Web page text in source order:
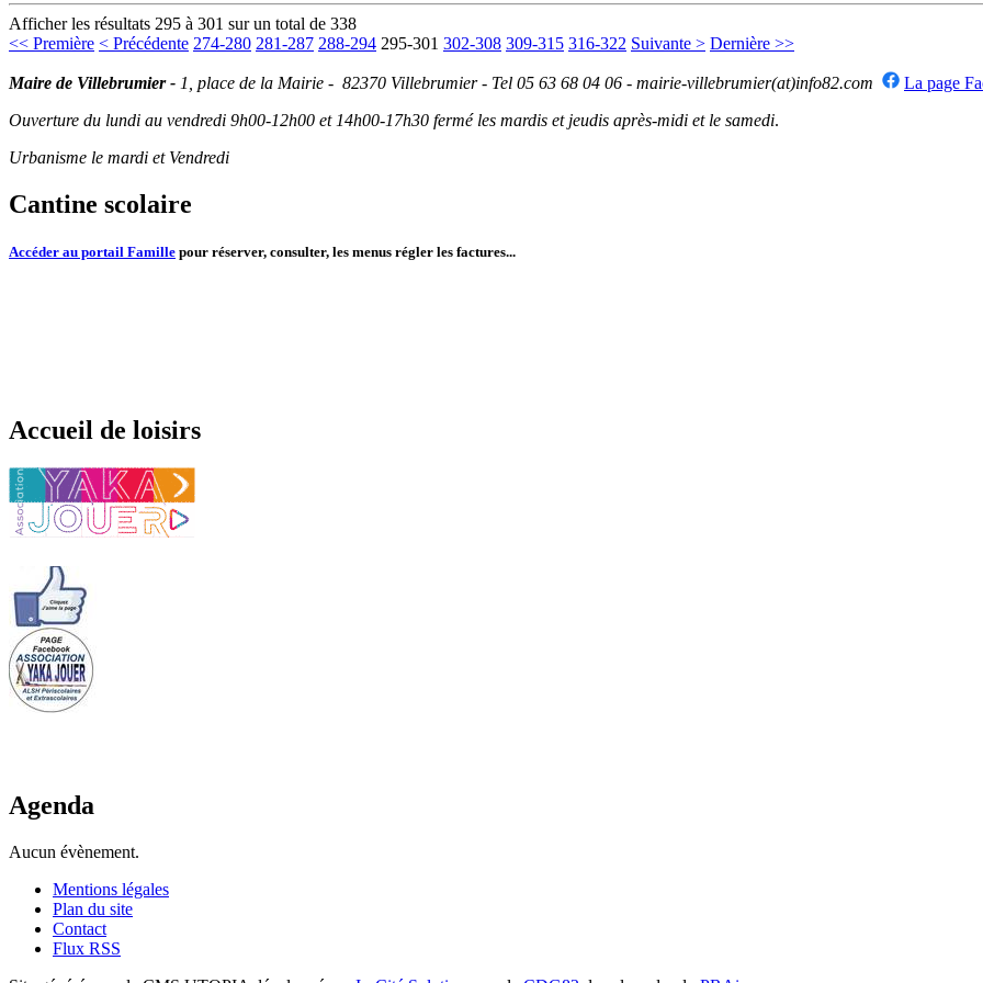
Afficher les résultats 295 à 301 sur un total de 338
<< Première < Précédente 274-280 281-287 288-294 295-301 302-308 309-315 316-322 Suivante > Dernière >>
Maire de Villebrumier - 1, place de la Mairie - 82370 Villebrumier - Tel 05 63 68 04 06 - mairie-villebrumier(at)info82.com
La page
Ouverture du lundi au vendredi 9h00-12h00 et 14h00-17h30 fermé les mardis et jeudis après-midi et le samedi.
Urbanisme le mardi et Vendredi
Cantine scolaire
Accéder au portail Famille pour réserver, consulter, les menus régler les factures...
Accueil de loisirs
Agenda
Aucun évènement.
Mentions légales
Plan du site
Contact
Flux RSS